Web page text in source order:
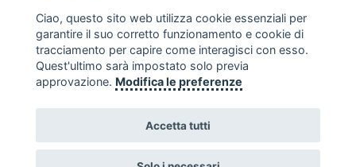
Ripulire i fondali e le spiagge delle coste…
SEGUICI SUI SOCIAL
Ciao, questo sito web utilizza cookie essenziali per
garantire il suo corretto funzionamento e cookie di
tracciamento per capire come interagisci con esso.
Quest'ultimo sarà impostato solo previa
approvazione. Modifica le preferenze
Accetta tutti